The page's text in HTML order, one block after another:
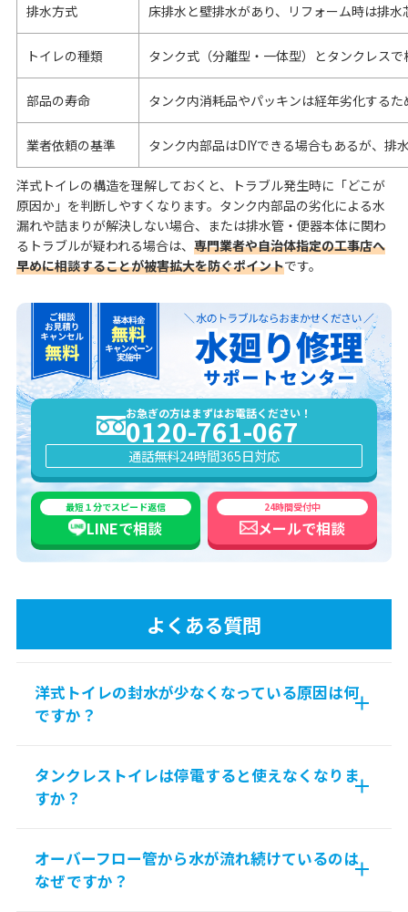
排水方式 床排水と壁排水があり、リフォーム時は排
トイレの種類 タンク式（分離型・一体型）とタンクレス
部品の寿命 タンク内消耗品やパッキンは経年劣化する
業者依頼の基準 タンク内部品はDIYできる場合もあるが、排
洋式トイレの構造を理解しておくと、トラブル発生時に「どこが
原因か」を判断しやすくなります。タンク内部品の劣化による水
漏れや詰まりが解決しない場合、または排水管・便器本体に関わ
るトラブルが疑われる場合は、 専門業者や自治体指定の工事店へ
早めに相談することが被害拡大を防ぐポイントです。
お急ぎの方はまずはお電話ください！
0120-761-067
通話無料24時間365日対応
最短１分でスピード返信
LINEで相談
24時間受付中
メールで相談
よくある質問
洋式トイレの封水が少なくなっている原因は何
ですか？
タンクレストイレは停電すると使えなくなりま
すか？
オーバーフロー管から水が流れ続けているのは
なぜですか？